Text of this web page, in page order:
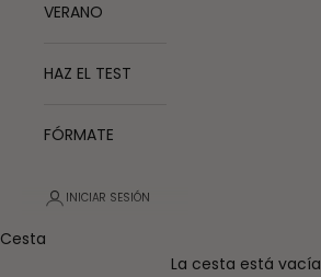
VERANO
HAZ EL TEST
FÓRMATE
INICIAR SESIÓN
Cesta
La cesta está vacía